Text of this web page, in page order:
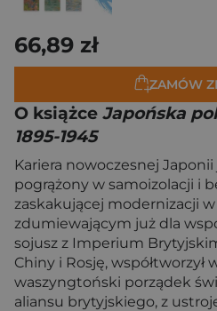
66,89 zł
ZAMÓW
O książce Japońska
1895-1945
Kariera nowoczesnej
pogrążony w samoizolacji i
zaskakującej modernizacji
zdumiewającym już dla
sojusz z Imperium
Chiny i Rosję, współtworzył
waszyngtoński porządek
aliansu brytyjskiego, z